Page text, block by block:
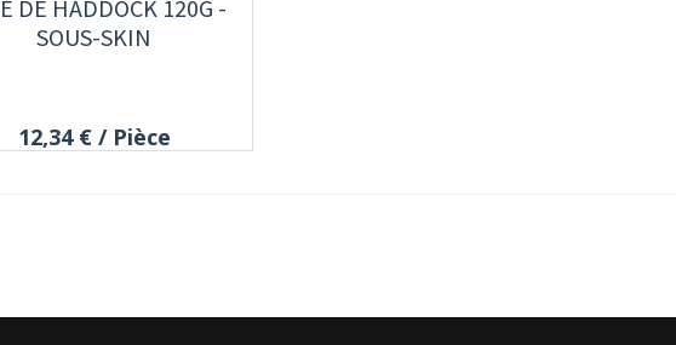
DE HADDOCK 120G -
SOUS-SKIN
12,34 €/ Pièce